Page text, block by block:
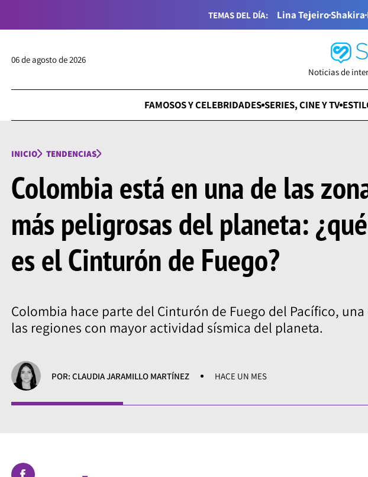
TEMAS DEL DÍA: Lina TejeiroShakira
06 de agosto de 2026
Noticias de
FAMOSOS Y CELEBRIDADES SERIES, CINE Y TV
INICIO TENDENCIAS
Colombia está en una de las
más peligrosas del planeta: ¿qué
es el Cinturón de Fuego?
Colombia hace parte del Cinturón de Fuego del Pacífico, una
las regiones con mayor actividad sísmica del planeta.
POR: CLAUDIA JARAMILLO MARTÍNEZ HACE UN MES